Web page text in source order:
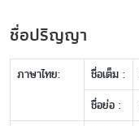
ชื่อปริญญา
ภาษาไทย: ชื่อเต็ม :
ชื่อย่อ :